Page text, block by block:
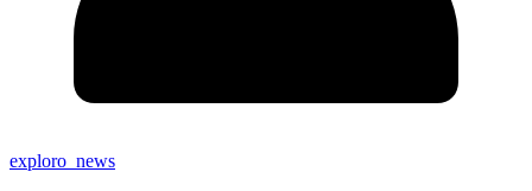
exploro_news